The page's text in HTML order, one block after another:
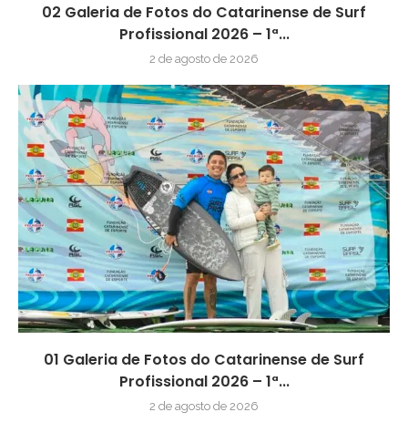
02 Galeria de Fotos do Catarinense de Surf
Profissional 2026 – 1ª...
2 de agosto de 2026
01 Galeria de Fotos do Catarinense de Surf
Profissional 2026 – 1ª...
2 de agosto de 2026